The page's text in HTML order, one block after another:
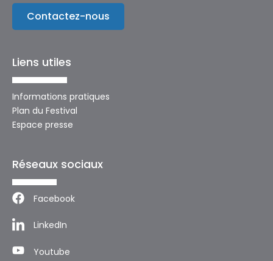
Contactez-nous
Liens utiles
Informations pratiques
Plan du Festival
Espace presse
Réseaux sociaux
Facebook
LinkedIn
Youtube